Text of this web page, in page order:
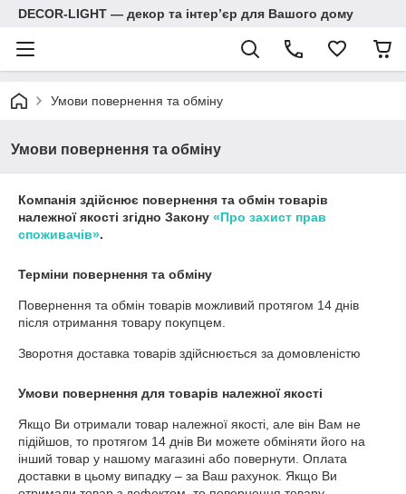
DECOR-LIGHT — декор та інтерʼєр для Вашого дому
Умови повернення та обміну
Умови повернення та обміну
Компанія здійснює повернення та обмін товарів
належної якості згідно Закону «Про захист прав
споживачів».
Терміни повернення та обміну
Повернення та обмін товарів можливий протягом 14 днів
після отримання товару покупцем.
Зворотня доставка товарів здійснюється за домовленістю
Умови повернення для товарів належної якості
Якщо Ви отримали товар належної якості, але він Вам не
підійшов, то протягом 14 днів Ви можете обміняти його на
інший товар у нашому магазині або повернути. Оплата
доставки в цьому випадку – за Ваш рахунок. Якщо Ви